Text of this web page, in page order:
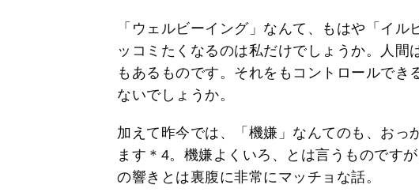
「ウェルビーイング」なんて、もはや「イ
ッコミたくなるのは私だけでしょうか。人間
もあるものです。それをもコントロールでき
ないでしょうか。
加えて昨今では、「機嫌」なんてのも、おっ
ます＊4。機嫌よくいろ、とは言うものです
の響きとは裏腹に非常にマッチョな話。